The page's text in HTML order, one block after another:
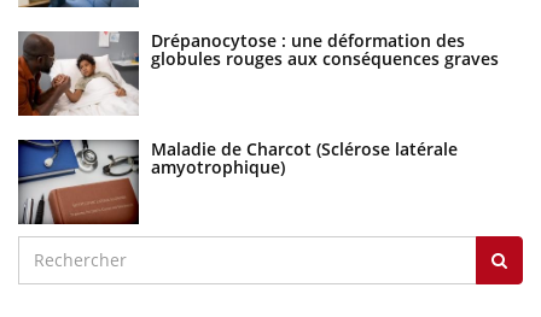
Drépanocytose : une déformation des
globules rouges aux conséquences graves
Maladie de Charcot (Sclérose latérale
amyotrophique)